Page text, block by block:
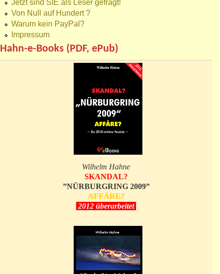
Jetzt sind SIE als Leser gefragt!
Von Null auf Hundert ?
Warum kein PayPal?
Impressum
Hahn-e-Books (PDF, ePub)
Wilhelm Hahne
SKANDAL?
”NÜRBURGRING 2009”
AFFÄRE?
2012 überarbeitet